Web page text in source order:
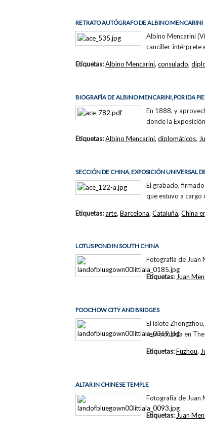
RETRATO AUTÓGRAFO DE ALBINO MENCARINI
Albino Mencarini
canciller-intérprete
Etiquetas:Albino Mencarini,consulado,
BIOGRAFÍA DE ALBINO MENCARINI, POR IDA
En 1888, y
donde la
Etiquetas:Albino Mencarini,diplomáticos,
SECCIÓN DE CHINA, EXPOSICIÓN UNIVERSAL
El grabado,
que estuvo a cargo
Etiquetas:arte,Barcelona,Cataluña,China
LOTUS POND IN SOUTH CHINA
Fotografía de Juan
Etiquetas: Juan
FOOCHOW CITY AND BRIDGES
El islote
reproducida en
Etiquetas:Fuzhou,
ALTAR IN CHINESE TEMPLE
Fotografía de Juan
Etiquetas: Juan